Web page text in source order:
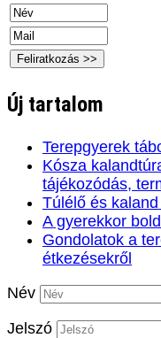
Új tartalom
Terepgyerek
Kósza
tájékozódás,
Túlélő és
A gyerekkor
Gondolatok a
étkezésekről
Név
Jelszó